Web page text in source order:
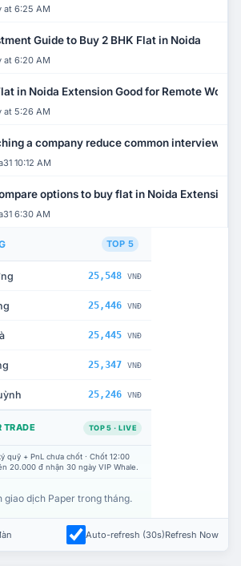
at 6:25 AM
Guide to Buy 2 BHK Flat in Noida
at 6:20 AM
in Noida Extension Good for Remote Work?
at 5:26 AM
a company reduce common interview
10:12 AM
options to buy flat in Noida Extension?
6:30 AM
TOP 5
25,548 VNĐ
25,446 VNĐ
25,445 VNĐ
25,347 VNĐ
25,246 VNĐ
TRADE TOP 5 · LIVE
quỹ + PnL chưa chốt · Chốt 12:00
20.000 đ nhận 30 ngày VIP Whale.
giao dịch Paper trong tháng.
Auto-refresh (30s)Refresh Now